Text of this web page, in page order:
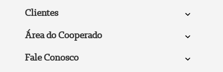
Clientes
Área do Cooperado
Fale Conosco